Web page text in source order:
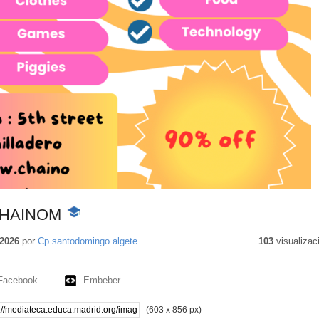
-
educativo
por Cp santodomingo algete 103
Embeber
(603 x 856 px)